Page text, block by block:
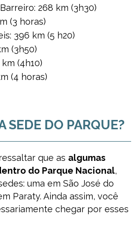
268 km (3h30)
(3 horas)
396 km (5 h20)
(3h50)
(4h10)
(4 horas)
SEDE DO PARQUE?
que as algumas
do Parque Nacional,
uma em São José do
Paraty. Ainda assim, você
chegar por esses